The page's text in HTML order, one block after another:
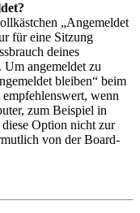
„Angemeldet
für eine Sitzung
deines
angemeldet zu
bleiben“ beim
wenn
zum Beispiel in
Option nicht zur
von der Board-